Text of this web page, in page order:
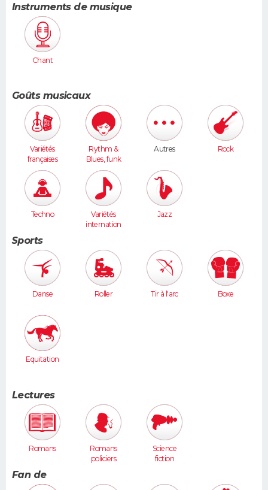
Instruments de musique
Chant
Goûts musicaux
Variétés
françaises
Rythm &
Blues, funk
Autres Rock
Techno
Variétés
internation
Jazz
Sports
Danse Roller Tir à l'arc Boxe
Equitation
Lectures
Romans
Romans
policiers
Science
fiction
Fan de